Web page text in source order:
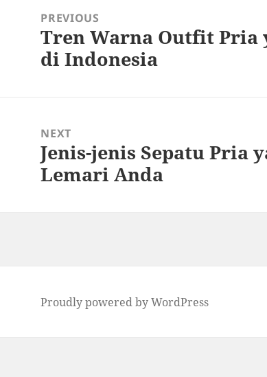
PREVIOUS
Previous
post:
Tren Warna Outfit Pria
di Indonesia
NEXT
Next
post:
Jenis-jenis Sepatu Pria
Lemari Anda
Proudly powered by WordPress